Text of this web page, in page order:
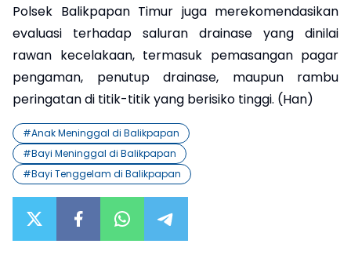
Polsek Balikpapan Timur juga merekomendasikan
evaluasi terhadap saluran drainase yang dinilai
rawan kecelakaan, termasuk pemasangan pagar
pengaman, penutup drainase, maupun rambu
peringatan di titik-titik yang berisiko tinggi. (Han)
#Anak Meninggal di Balikpapan
#Bayi Meninggal di Balikpapan
#Bayi Tenggelam di Balikpapan